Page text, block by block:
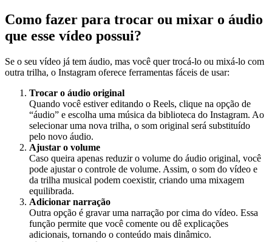
Como fazer para trocar ou mixar o áudio
que esse vídeo possui?
Se o seu vídeo já tem áudio, mas você quer trocá-lo ou mixá-lo com
outra trilha, o Instagram oferece ferramentas fáceis de usar:
Trocar o áudio original
Quando você estiver editando o Reels, clique na opção de
“áudio” e escolha uma música da biblioteca do Instagram. Ao
selecionar uma nova trilha, o som original será substituído
pelo novo áudio.
Ajustar o volume
Caso queira apenas reduzir o volume do áudio original, você
pode ajustar o controle de volume. Assim, o som do vídeo e
da trilha musical podem coexistir, criando uma mixagem
equilibrada.
Adicionar narração
Outra opção é gravar uma narração por cima do vídeo. Essa
função permite que você comente ou dê explicações
adicionais, tornando o conteúdo mais dinâmico.